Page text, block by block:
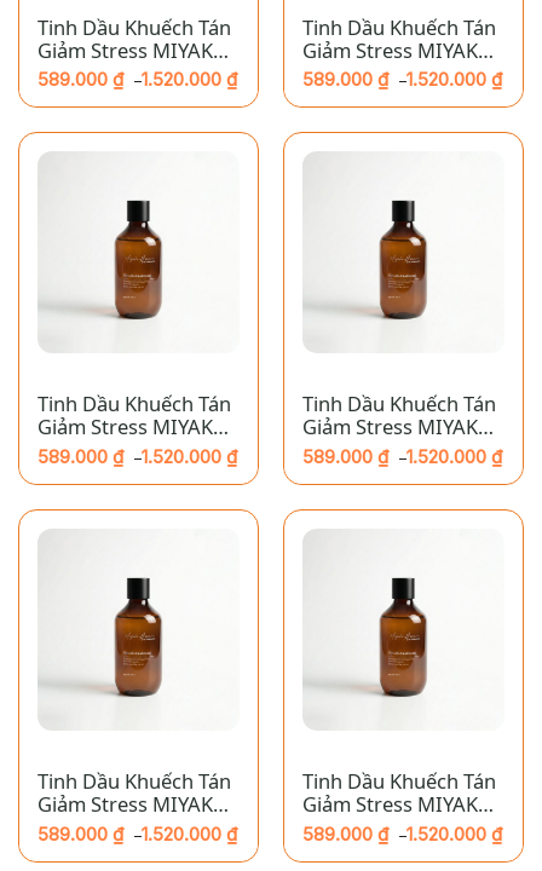
Tinh Dầu Khuếch Tán
Giảm Stress MIYAKO
HOME – Năng Lượng:
Hổ Phách
589.000 ₫ –1.520.000 ₫
giá:
589.000 ₫
đến
1.520.000 ₫
Tinh Dầu Khuếch Tán
Giảm Stress MIYAKO
HOME – Cảm Hứng:
Gỗ Thông
589.000 ₫ –1.520.000 ₫
giá:
589.000 ₫
đến
1.520.000 ₫
Tinh Dầu Khuếch Tán
Giảm Stress MIYAKO
HOME – Giấc Ngủ:
Bưởi & Bạc Hà
589.000 ₫ –1.520.000 ₫
giá:
589.000 ₫
đến
1.520.000 ₫
Tinh Dầu Khuếch Tán
Giảm Stress MIYAKO
HOME – Phục Hồi:
Thảo Mộc
589.000 ₫ –1.520.000 ₫
giá:
589.000 ₫
đến
1.520.000 ₫
Tinh Dầu Khuếch Tán
Giảm Stress MIYAKO
HOME – Tập Trung:
Hương Thảo
589.000 ₫ –1.520.000 ₫
Khoảng
giá:
Tinh Dầu Khuếch Tán
Giảm Stress MIYAKO
HOME – Thanh Tịnh:
Hoa Sen
589.000 ₫ –1.520.000 ₫
Khoảng
giá: